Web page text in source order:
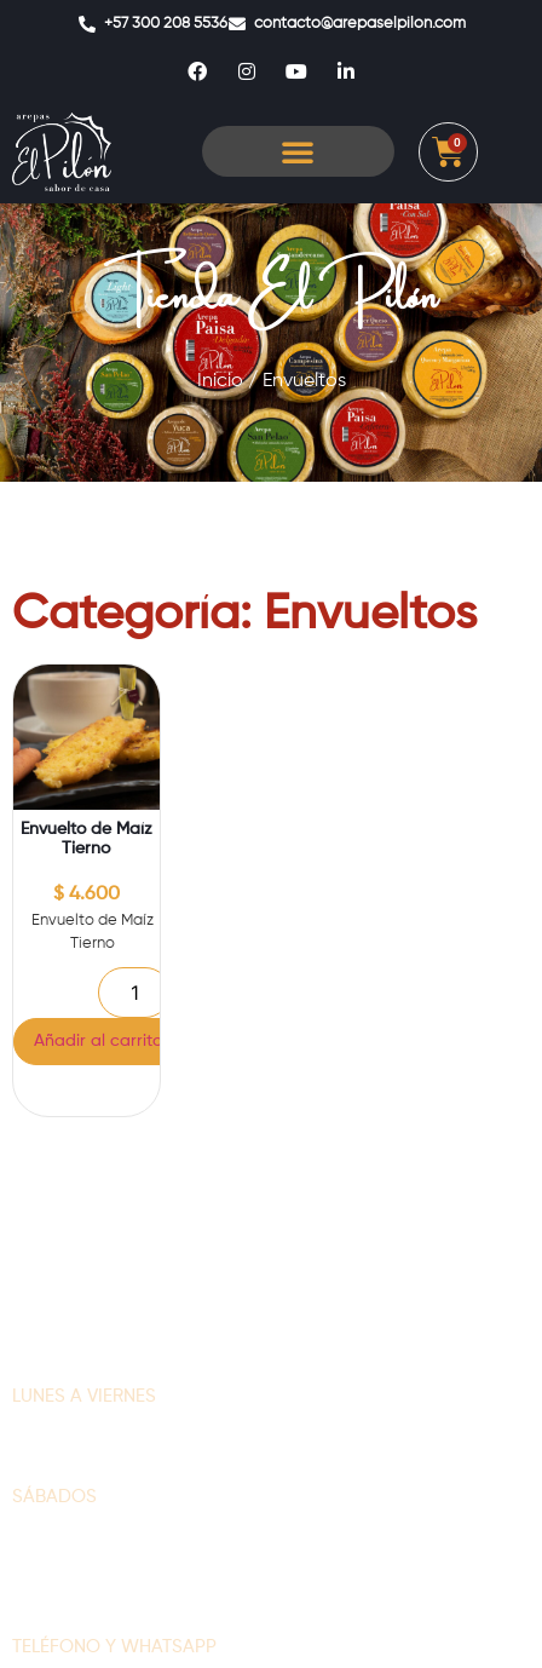
+57 300 208 5536 contacto@arepaselpilon.com
0
Tienda El Pilón
Inicio/ Envueltos
Categoría: Envueltos
Envuelto de Maíz
Tierno
$4.600
Envuelto de Maíz
Tierno
Añadir al carrito
LUNES A VIERNES
SÁBADOS
TELÉFONO Y WHATSAPP